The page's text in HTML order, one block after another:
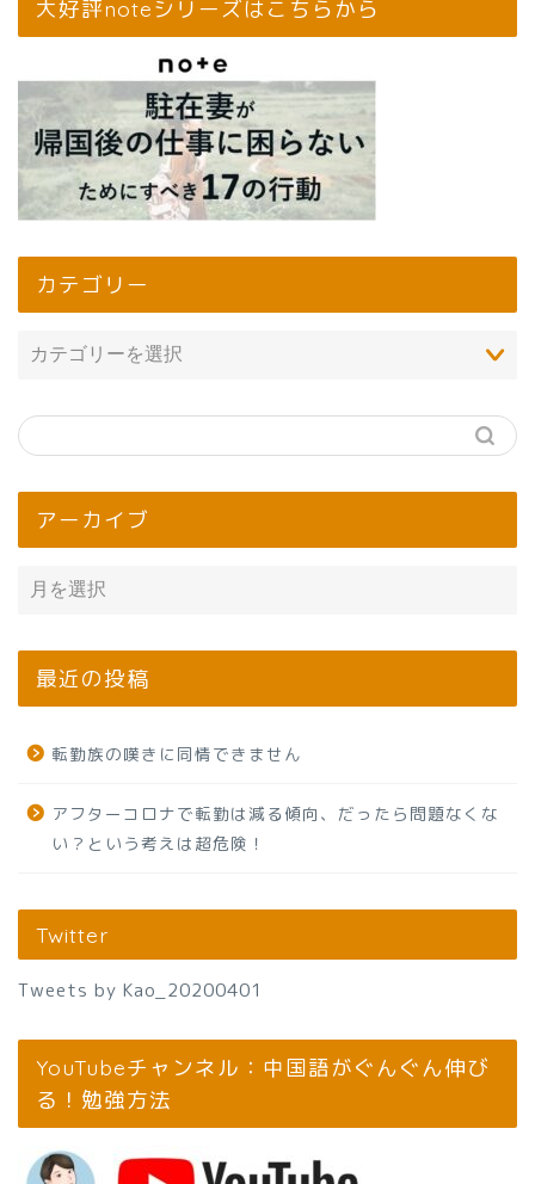
大好評noteシリーズはこちらから
カテゴリー
アーカイブ
最近の投稿
転勤族の嘆きに同情できません
アフターコロナで転勤は減る傾向、だったら問題なくな
い？という考えは超危険！
Twitter
Tweets by Kao_20200401
YouTubeチャンネル：中国語がぐんぐん伸び
る！勉強方法